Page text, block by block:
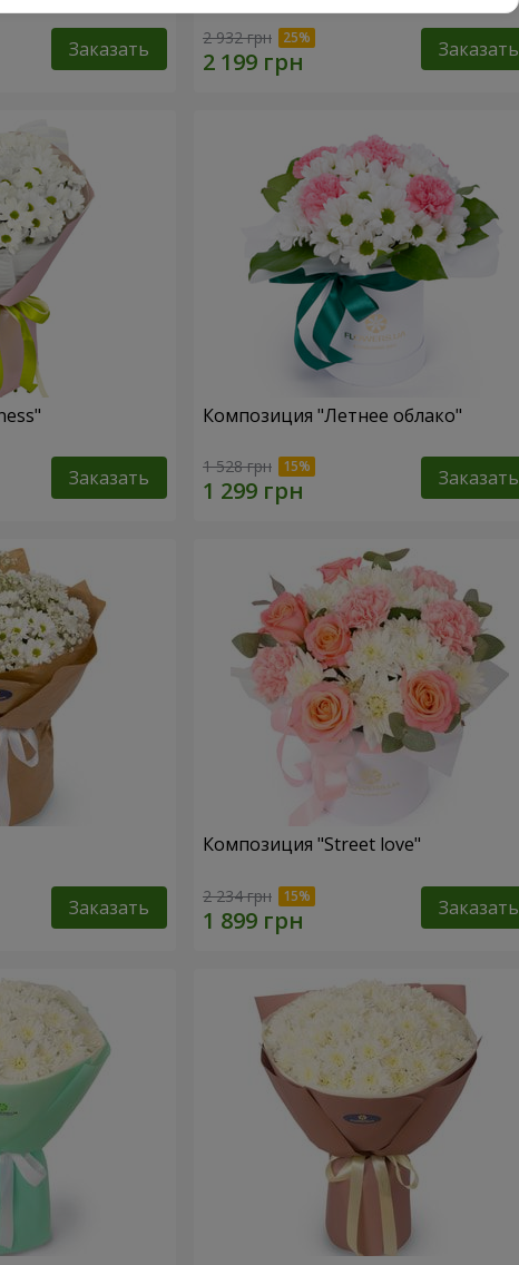
Заказать 2 932 грн Заказать
Заказать
Композиция "Летнее облако"
1 528 грн Заказать
Заказать
Композиция "Street love"
2 234 грн Заказать